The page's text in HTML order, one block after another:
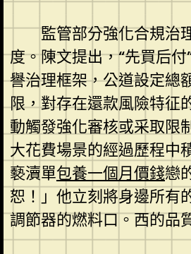
監管部分強化合規治
度。陳文提出，“先買后
譽治理框架，公道設定總
限，對存在還款風險特征
動觸發強化審核或采取限
大花費場景的經過歷程中
褻瀆單包養一個月價錢戀
恕！」他立刻將身邊所有
調節器的燃料口。西的品